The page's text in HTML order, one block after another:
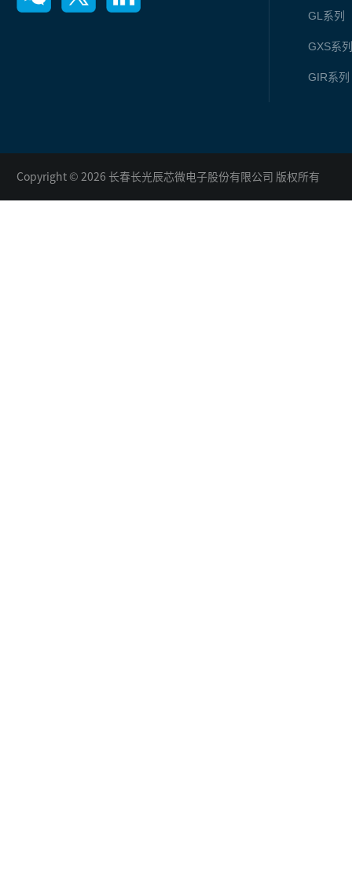
GL 系列
GXS系
GIR系列
Copyright © 2026 长春长光辰芯微电子股份有限公司 版权所有